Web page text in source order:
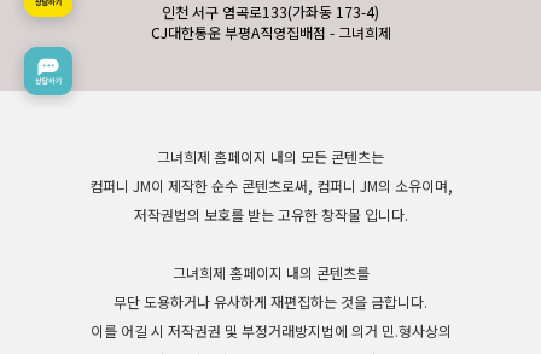
인천 서구 염곡로133(가좌동 173-4)
CJ대한통운 부평A직영집배점 - 그녀희제
그녀희제 홈페이지 내의 모든 콘텐츠는
컴퍼니 JM이 제작한 순수 콘텐츠로써, 컴퍼니 JM의 소유이며,
저작권법의 보호를 받는 고유한 창작물 입니다.
그녀희제 홈페이지 내의 콘텐츠를
무단 도용하거나 유사하게 재편집하는 것을 금합니다.
이를 어길 시 저작권권 및 부정거래방지법에 의거 민.형사상의